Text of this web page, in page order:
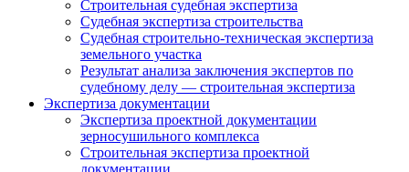
Строительная судебная экспертиза
Судебная экспертиза строительства
Судебная строительно-техническая экспертиза
земельного участка
Результат анализа заключения экспертов по
судебному делу — строительная экспертиза
Экспертиза документации
Экспертиза проектной документации
зерносушильного комплекса
Строительная экспертиза проектной
документации